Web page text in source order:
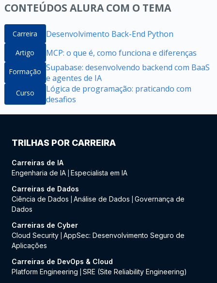
CONTEÚDOS ALURA COM O TEMA
Carreira Desenvolvimento Back-End Python
Artigo MCP: o que é, como funciona e diferenças
Formação Supabase: desenvolvendo backend com BaaS
e agentes de IA
Curso
Lógica de programação: praticando com
desafios
TRILHAS POR CARREIRA
Carreiras de IA
Engenharia de IA Especialista em IA
Carreiras de Dados
Ciência de Dados
Análise de Dados
Governança de
Dados
Carreiras de Cyber
Cloud Security AppSec: Desenvolvimento Seguro de
Aplicações
Carreiras de DevOps & Cloud
Platform Engineering
SRE (Site Reliability Engineering)